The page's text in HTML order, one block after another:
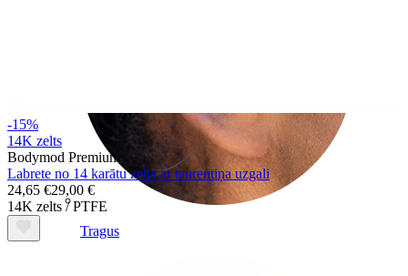
Tragus
-15%
14K zelts
Bodymod Premium
Labrete no 14 karātu zelta ar taurentiņa uzgali
24,65 €29,00 €
14K zelts / PTFE